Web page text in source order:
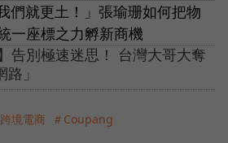
們就更土！」張瑜珊如何把物
一座標之力孵新商機
告別極速迷思！ 台灣大哥大奪
」
境電商 ＃Coupang